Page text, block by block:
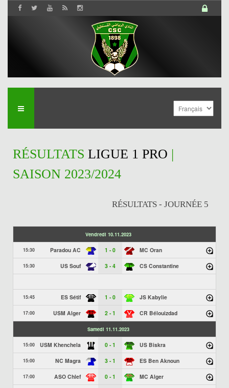
RÉSULTATS LIGUE 1 PRO |
SAISON 2023/2024
RÉSULTATS - JOURNÉE 5
Vendredi 10.11.2023
15:30 Paradou AC 1 - 0 MC Oran
15:30 US Souf 3 - 4 CS Constantine
15:45 ES Sétif 1 - 0 JS Kabylie
17:00 USM Alger 2 - 1 CR Bélouizdad
Samedi 11.11.2023
15:00 USM Khenchela 0 - 1 US Biskra
15:00 NC Magra 3 - 1 ES Ben Aknoun
17:00 ASO Chlef 0 - 1 MC Alger